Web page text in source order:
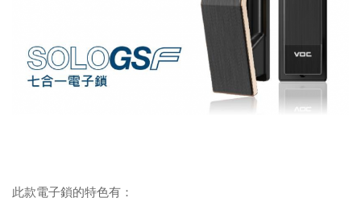
此款電子鎖的特色有：